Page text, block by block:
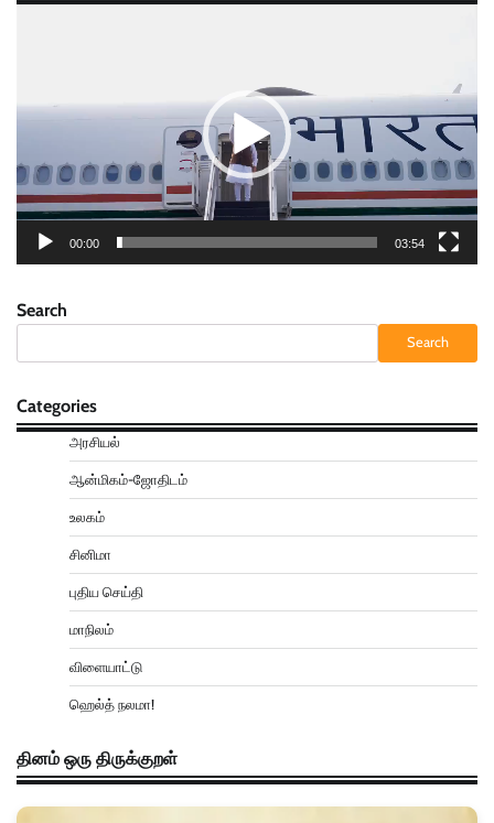
00:00 03:54
Search
Search
Categories
அரசியல்
ஆன்மிகம்-ஜோதிடம்
உலகம்
சினிமா
புதிய செய்தி
மாநிலம்
விளையாட்டு
ஹெல்த் நலமா!
தினம் ஒரு திருக்குறள்